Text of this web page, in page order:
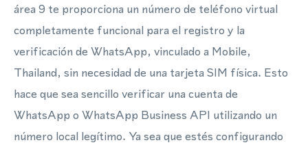
área 9 te proporciona un número de teléfono virtual
completamente funcional para el registro y la
verificación de WhatsApp, vinculado a Mobile,
Thailand, sin necesidad de una tarjeta SIM física. Esto
hace que sea sencillo verificar una cuenta de
WhatsApp o WhatsApp Business API utilizando un
número local legítimo. Ya sea que estés configurando